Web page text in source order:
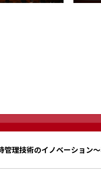
理技術のイノベーション